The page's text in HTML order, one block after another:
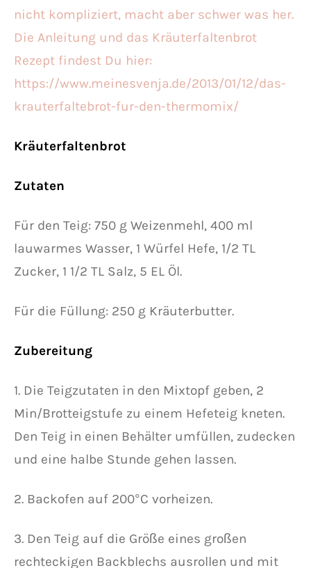
Kräuterfaltenbrot
Zutaten
Für den Teig: 750 g Weizenmehl, 400 ml
lauwarmes Wasser, 1 Würfel Hefe, 1/2 TL
Zucker, 1 1/2 TL Salz, 5 EL Öl.
Für die Füllung: 250 g Kräuterbutter.
Zubereitung
1. Die Teigzutaten in den Mixtopf geben, 2
Min/Brotteigstufe zu einem Hefeteig kneten.
Den Teig in einen Behälter umfüllen, zudecken
und eine halbe Stunde gehen lassen.
2. Backofen auf 200°C vorheizen.
3. Den Teig auf die Größe eines großen
rechteckigen Backblechs ausrollen und mit